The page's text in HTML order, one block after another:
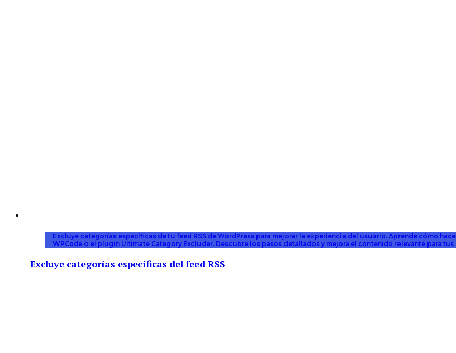
Excluye categorías específicas de tu feed RSS de WordPress para mejorar la experiencia del usuario. Aprende cómo
WPCode o el plugin Ultimate Category Excluder. Descubre los pasos detallados y mejora el contenido relevante para tus
Excluye categorías específicas del feed RSS